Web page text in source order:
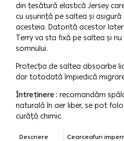
din țesătură elastică Jersey
cu ușurință pe saltea și
acesteia. Datorită acestor
Terry va sta fixă pe saltea și
somnului.
Protecția de saltea absoarbe
dar totodată împiedică
Întreținere : recomandăm
naturală în aer liber, se pot
curăță chimic.
Descriere
Cearceafuri